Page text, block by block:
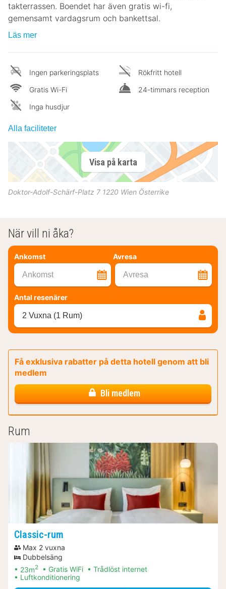
takterrassen. Boendet har även gratis wi-fi,
gemensamt vardagsrum och bankettsal.
Läs mer
Ingen parkeringsplats
Gratis Wi-Fi
Inga husdjur
Rökfritt hotell
24-timmars reception
Alla faciliteter
Visa på karta
Doktor-Adolf-Schärf-Platz 7 1220 Wien Österrike
När vill ni åka?
Ankomst Avresa
Ankomst Avresa
Antal resenärer
2 Vuxna (1 Rum)
Få exklusiva rabatter på detta hotell genom att bli
medlem
Bli medlem
Rum
Classic-rum
Max 2 vuxna
Dubbelsäng
23m2 Gratis WiFi
Trådlöst internet
Luftkonditionering